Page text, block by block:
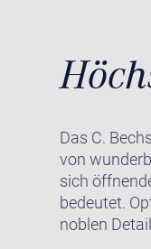
Das C.
von
sich
bedeutet.
noblen